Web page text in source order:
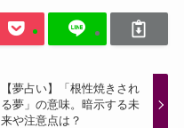
【夢占い】「根性焼きされ
る夢」の意味。暗示する未
来や注意点は？